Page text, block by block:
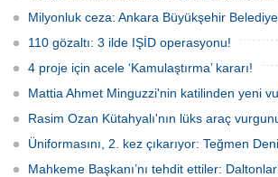
Milyonluk ceza: Ankara Büyükşehir
110 gözaltı: 3 ilde IŞİD operasyonu!
4 proje için acele ‘Kamulaştırma’ kararı!
Mattia Ahmet Minguzzi'nin katilinden yeni
Rasim Ozan Kütahyalı'nın lüks araç
Üniformasını, 2. kez çıkarıyor: Teğmen
Mahkeme Başkanı’nı tehdit ettiler: